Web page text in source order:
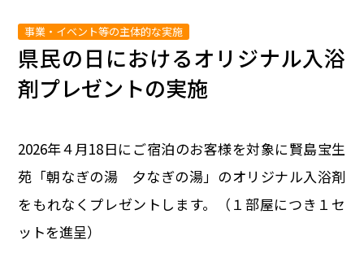
産業
インフラ 偉人
イベント
150周年コラボ
事業・イベント等の主体的な実施
県民の日におけるオリジナル入浴
剤プレゼントの実施
2026年４月18日にご宿泊のお客様を対象に賢島宝生
苑「朝なぎの湯 夕なぎの湯」のオリジナル入浴剤
をもれなくプレゼントします。（ １ 部屋につき １ セ
ットを進呈）